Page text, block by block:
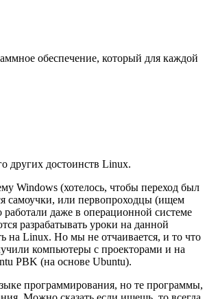
обеспечение, который для каждой
других достоинств Linux.
Windows (хотелось, чтобы переход был
самоучки, или первопроходцы (ищем
даже в операционной системе
разрабатывать уроки на данной
на Linux. Но мы не отчаивается, и то что
компьютеры с проекторами и на
PBK (на основе Ubuntu).
программирования, но те программы,